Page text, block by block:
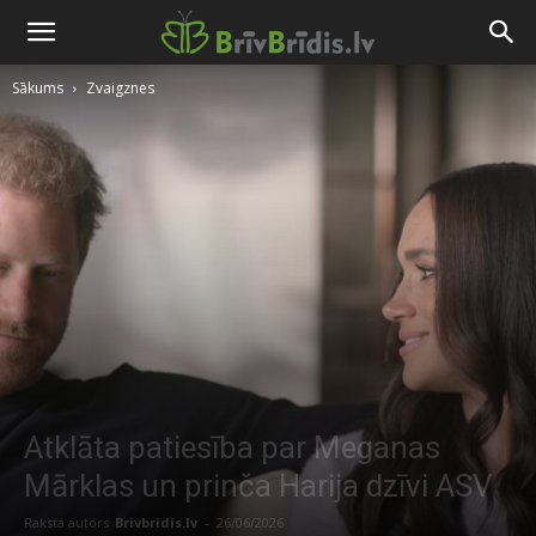
Sākums Zvaigznes
Atklāta patiesība par Meganas
Mārklas un prinča Harija dzīvi ASV
Raksta autors Brivbridis.lv - 26/06/2026